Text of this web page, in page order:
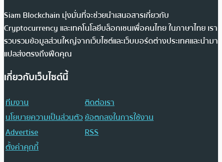
Siam Blockchain มุ่งมั่นที่จะช่วยนำเสนอสารเกี่ยวกับ
Cryptocurrency และเทคโนโลยีบล็อกเชนเพื่อคนไทย ในภาษาไทย เรา
รวบรวมข้อมูลส่วนใหญ่จากเว็บไซต์และเว็บบอร์ดต่างประเทศและนำมา
แปลส่งตรงถึงฟีดคุณ
เกี่ยวกับเว็บไซต์นี้
ทีมงาน
ติดต่อเรา
นโยบายความเป็นส่วนตัวข้อตกลงในการใช้งาน
Advertise
RSS
ตั้งค่าคุกกี้